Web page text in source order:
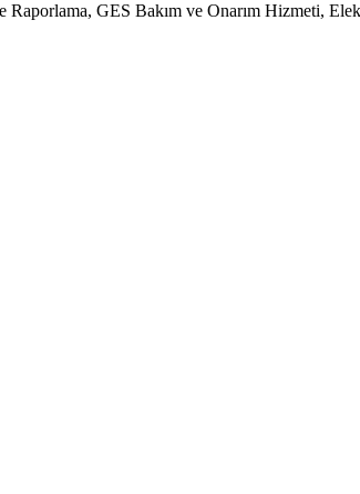
GES Bakım ve Onarım Hizmeti,